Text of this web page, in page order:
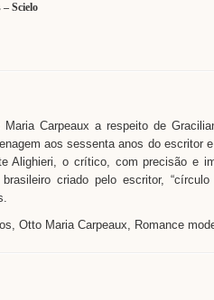
Scielo
Carpeaux a respeito de
aos sessenta anos do escritor
Alighieri, o crítico, com precisão e
criado pelo escritor,
Otto Maria Carpeaux, Romance